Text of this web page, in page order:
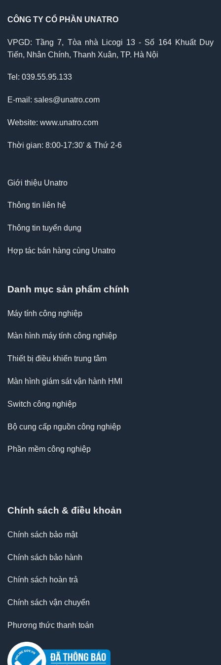
CÔNG TY CỔ PHẦN UNATRO
VPGD: Tầng 7, Tòa nhà Licogi 13 - Số 164 Khuất Duy
Tiến, Nhân Chính, Thanh Xuân, TP. Hà Nội
Tel: 039.55.95.133
E-mail: sales@unatro.com
Website: www.unatro.com
Thời gian: 8:00-17:30' & Thứ 2-6
Giới thiệu Unatro
Thông tin liên hệ
Thông tin tuyển dụng
Hợp tác bán hàng cùng Unatro
Danh mục sản phẩm chính
Máy tính công nghiệp
Màn hình máy tính công nghiệp
Thiết bị điều khiển trung tâm
Màn hình giám sát vận hành HMI
Switch công nghiệp
Bộ cung cấp nguồn công nghiệp
Phần mềm công nghiệp
Chính sách & điều khoản
Chính sách bảo mật
Chính sách bảo hành
Chính sách hoàn trả
Chính sách vận chuyển
Phương thức thanh toán